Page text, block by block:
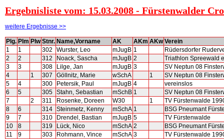
Ergebnisliste vom: 15.03.2008 - Fürstenwalder
weitere Ergebnisse >>
Plg. Plm Plw Stnr. Name,Vorname AK AKm AKw Verein
1
1 302 Wurster, Leo mJugB 1
Rüdersdorfer
2
2 312 Noack, Sascha mJugB 2
Triathlon Spreewald
3
3 308 Lilge, Jan mJugB 3
SV Neptun 08
4
1 307 Göllnitz, Marie wSchA 1
SV Neptun 08
5
4 300 Petersik, Paul mJugB 4
vereinslos
6
5 305 Stahn, Sebastian mSchB 1
SV Neptun 08
7
2 311 Rosenke, Doreen W30 1
TV Fürstenwalde
8
6 314 Steinmetz, Kenny mSchA 1
BSG Pneumant
9
7 310 Drendel, Bastian mJugB 5
TV Fürstenwalde
10
8 319 Lück, Nico mSchA 2
BSG Pneumant
11
9 303 Rohmann, Vince mSchA 3
TV Fürstenwalde